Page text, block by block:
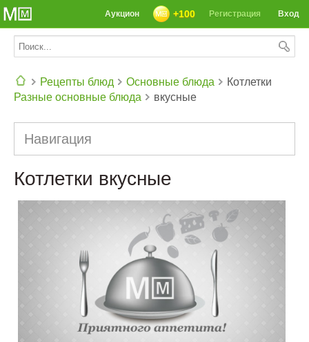
Вход
Регистрация
+100
Аукцион
Рецепты блюд
Основные блюда
Разные основные блюда
Котлетки
вкусные
Навигация
Котлетки вкусные